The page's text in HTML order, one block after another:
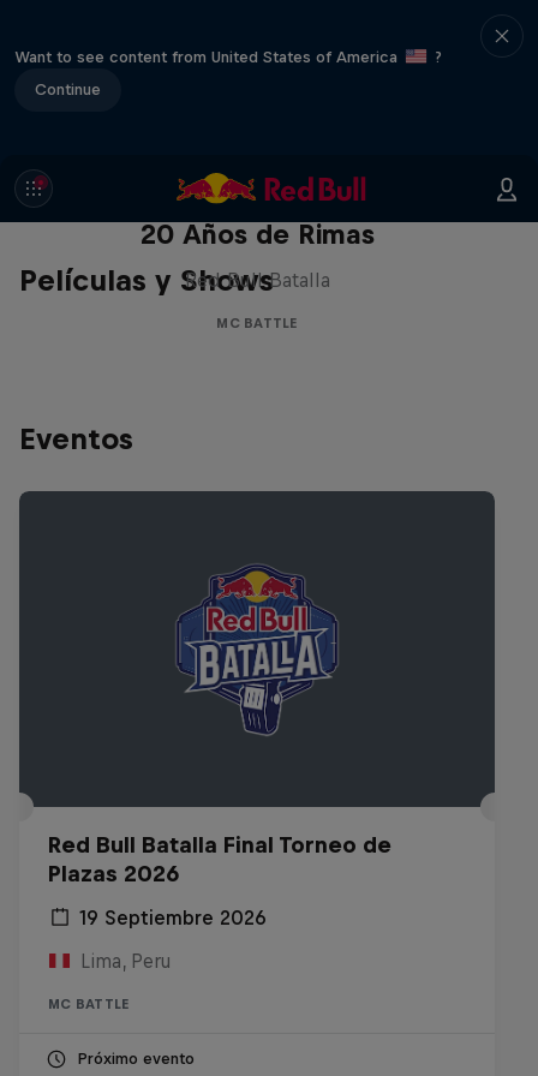
Want to see content from United States of America
?
Continue
Películas y Shows
Red Bull Batalla Nueva Historia:
20 Años de Rimas
Red Bull Batalla
MC BATTLE
Eventos
Red Bull Batalla Final Torneo de
Plazas 2026
19 Septiembre 2026
Lima, Peru
MC BATTLE
Próximo evento